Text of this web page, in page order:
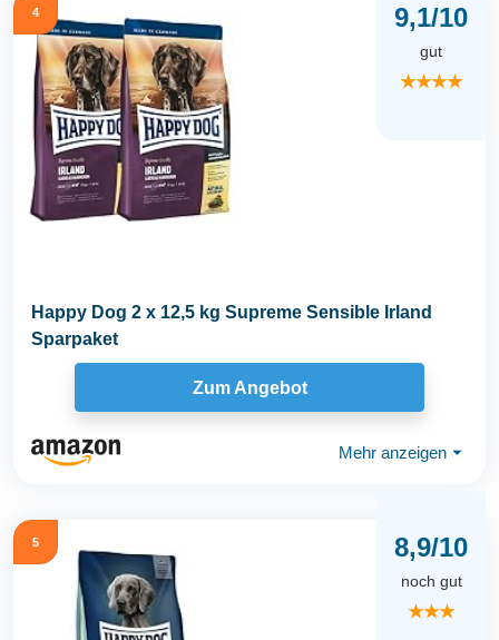
4 9,1/10
gut
★★★★
Happy Dog 2 x 12,5 kg Supreme Sensible Irland
Sparpaket
Zum Angebot
Mehr anzeigen ⏷
5 8,9/10
noch gut
★★★